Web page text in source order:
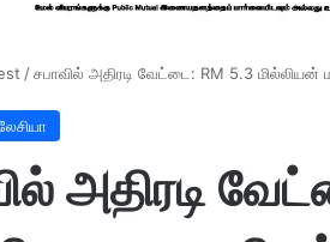
/சபாவில் அதிரடி வேட்டை: RM 5.3 மில்லியன்
அதிரடி